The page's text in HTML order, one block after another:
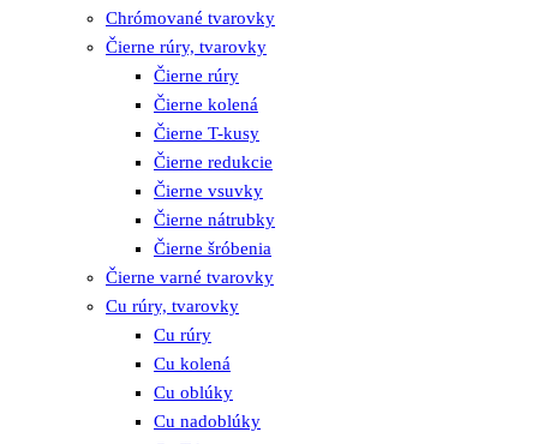
Chrómované tvarovky
Čierne rúry, tvarovky
Čierne rúry
Čierne kolená
Čierne T-kusy
Čierne redukcie
Čierne vsuvky
Čierne nátrubky
Čierne šróbenia
Čierne varné tvarovky
Cu rúry, tvarovky
Cu rúry
Cu kolená
Cu oblúky
Cu nadoblúky